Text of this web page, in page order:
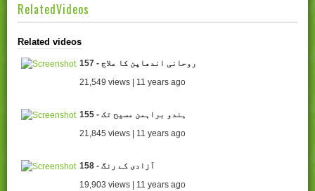
RelatedVideos
Related videos
157 - روحانی اندھاپن کا علاج
21,549 views | 11 years ago
155 - ہندو براہمن مسیح تک
21,845 views | 11 years ago
158 - آزادی کے رنگ
19,903 views | 11 years ago